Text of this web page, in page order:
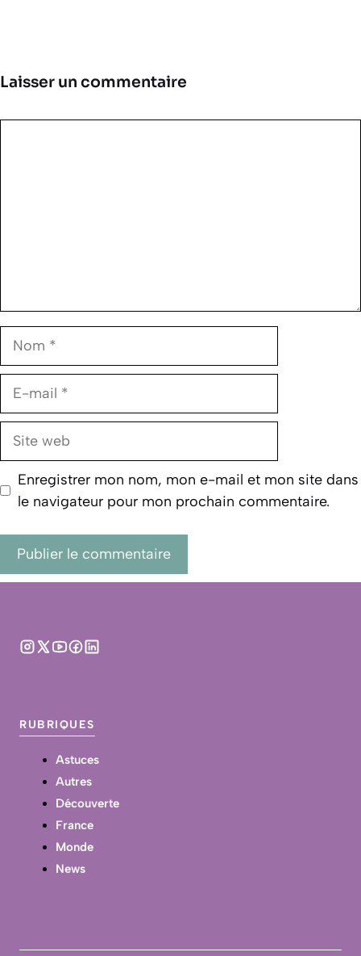
Laisser un commentaire
Nom
E-
Site
Enregistrer mon nom, mon e-mail et mon site dans
le navigateur pour mon prochain commentaire.
RUBRIQUES
Astuces
Autres
Découverte
France
Monde
News